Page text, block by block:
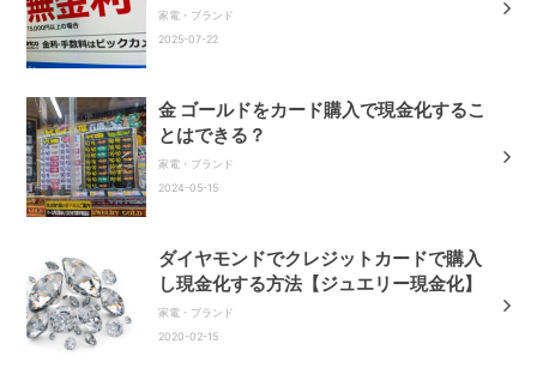
家電・ブランド
2025-07-22
金 ゴールドをカード購入で現金化するこ
とはできる？
家電・ブランド
2024-05-15
ダイヤモンドでクレジットカードで購入
し現金化する方法【ジュエリー現金化】
家電・ブランド
2020-02-15